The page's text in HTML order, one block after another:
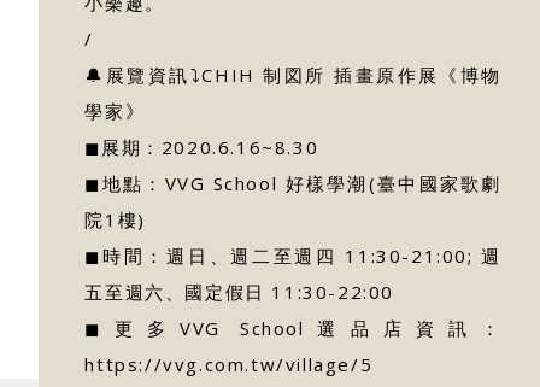
/
🔔展覽資訊⤵︎CHIH 制図所 插畫原作展《博物
學家》
◼︎展期：2020.6.16~8.30
◼︎地點：VVG School 好樣學潮(臺中國家歌劇
院1樓)
◼︎時間：週日、週二至週四 11:30-21:00; 週
五至週六、國定假日 11:30-22:00
◼︎更多VVG School選品店資訊：
https://vvg.com.tw/village/5